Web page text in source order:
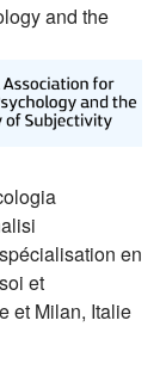
and the
en
et
et Milan, Italie